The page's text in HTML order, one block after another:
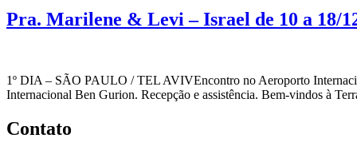
Pra. Marilene & Levi – Israel de 10 a 18/
1º DIA – SÃO PAULO / TEL AVIVEncontro no Aeroporto
Internacional Ben Gurion. Recepção e assistência. Bem-vindos à
Contato